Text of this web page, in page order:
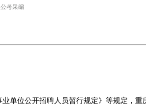
考采编
单位公开招聘人员暂行规定》等规定，重